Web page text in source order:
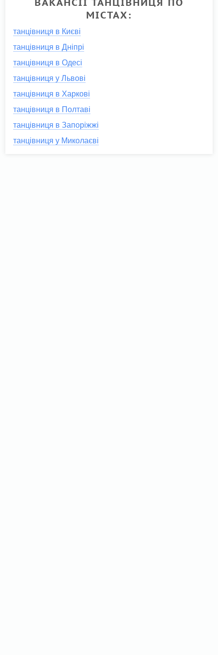
МІСТАХ:
танцівниця в Києві
танцівниця в Дніпрі
танцівниця в Одесі
танцівниця у Львові
танцівниця в Харкові
танцівниця в Полтаві
танцівниця в Запоріжжі
танцівниця у Миколаєві